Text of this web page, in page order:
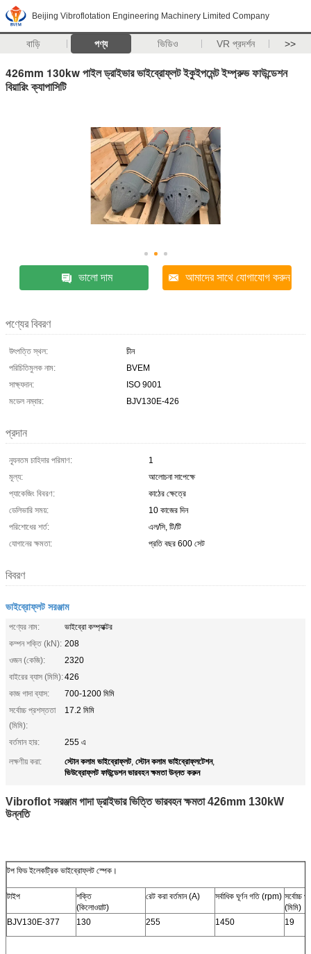
Beijing Vibroflotation Engineering Machinery Limited Company
বাড়ি পণ্য ভিডিও VR প্রদর্শন >>
426mm 130kw পাইল ড্রাইভার ভাইব্রোফ্লট ইকুইপমেন্ট ইম্প্রুভ ফাউন্ডেশন
বিয়ারিং ক্যাপাসিটি
ভালো দাম আমাদের সাথে যোগাযোগ করুন
পণ্যের বিবরণ
উৎপত্তি স্থল:
চীন
পরিচিতিমুলক নাম:
BVEM
সাক্ষ্যদান:
ISO 9001
মডেল নম্বার:
BJV130E-426
প্রদান
ন্যূনতম চাহিদার পরিমাণ:
1
মূল্য:
আলোচনা সাপেক্ষে
প্যাকেজিং বিবরণ:
কাঠের ক্ষেত্রে
ডেলিভারি সময়:
10 কাজের দিন
পরিশোধের শর্ত:
এল/সি, টি/টি
যোগানের ক্ষমতা:
প্রতি বছর 600 সেট
বিবরণ
ভাইব্রোফ্লট সরঞ্জাম
পণ্যের নাম:
ভাইব্রো কম্প্যাক্টর
কম্পন শক্তি (kN): 208
ওজন (কেজি):
2320
বাইরের ব্যাস (মিমি):426
কাজ গাদা ব্যাস:
700-1200 মিমি
সর্বোচ্চ প্রশস্ততা
(মিমি):
17.2 মিমি
বর্তমান হার:
255 এ
লক্ষণীয় করা:
স্টোন কলাম ভাইব্রোফ্লট, স্টোন কলাম ভাইব্রোফ্লটেশন,
ভিউব্রোফ্লট ফাউন্ডেশন ভারবহন ক্ষমতা উন্নত করুন
Vibroflot সরঞ্জাম গাদা ড্রাইভার ভিত্তি ভারবহন ক্ষমতা 426mm 130kW
উন্নতি
টপ ফিড ইলেকট্রিক ভাইব্রোফ্লট স্পেক।
টাইপ
শক্তি
(কিলোওয়াট)
রেট করা বর্তমান (A) সর্বাধিক ঘূর্ণন গতি (rpm) সর্বোচ্চ
(মিমি)
BJV130E-377
130 255 1450 19